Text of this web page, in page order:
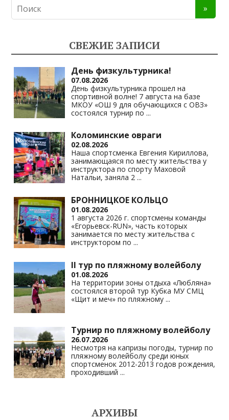
o
as
s
ni
ki
gr
a
m
s
A
p
p
y
Li
n
k
СВЕЖИЕ ЗАПИСИ
День физкультурника!
07.08.2026
День физкультурника прошел на
спортивной волне! 7 августа на базе
МКОУ «ОШ 9 для обучающихся с ОВЗ»
состоялся турнир по ...
Коломинские овраги
02.08.2026
Наша спортсменка Евгения Кириллова,
занимающаяся по месту жительства у
инструктора по спорту Маховой
Натальи, заняла 2 ...
БРОННИЦКОЕ КОЛЬЦО
01.08.2026
1 августа 2026 г. спортсмены команды
«Егорьевск-RUN», часть которых
занимается по месту жительства с
инструктором по ...
II тур по пляжному волейболу
01.08.2026
На территории зоны отдыха «Любляна»
состоялся второй тур Кубка МУ СМЦ
«Щит и меч» по пляжному ...
Турнир по пляжному волейболу
26.07.2026
Несмотря на капризы погоды, турнир по
пляжному волейболу среди юных
спортсменок 2012-2013 годов рождения,
проходивший ...
АРХИВЫ